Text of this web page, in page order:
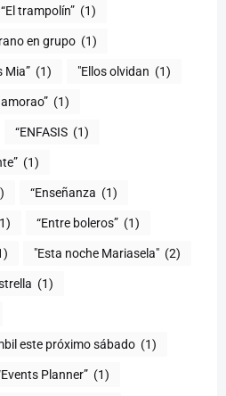
“El trampolín” (1)
en grupo (1)
Mia” (1) "Ellos olvidan (1)
(1)
“ENFASIS (1)
(1)
“Enseñanza (1)
“Entre boleros” (1)
"Esta noche Mariasela" (2)
(1)
este próximo sábado (1)
Planner” (1)